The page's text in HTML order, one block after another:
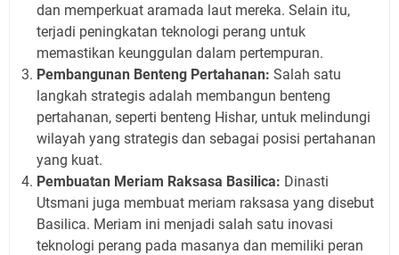
dan memperkuat aramada laut mereka. Selain itu,
terjadi peningkatan teknologi perang untuk
memastikan keunggulan dalam pertempuran.
Pembangunan Benteng Pertahanan: Salah satu
langkah strategis adalah membangun benteng
pertahanan, seperti benteng Hishar, untuk melindungi
wilayah yang strategis dan sebagai posisi pertahanan
yang kuat.
Pembuatan Meriam Raksasa Basilica: Dinasti
Utsmani juga membuat meriam raksasa yang disebut
Basilica. Meriam ini menjadi salah satu inovasi
teknologi perang pada masanya dan memiliki peran